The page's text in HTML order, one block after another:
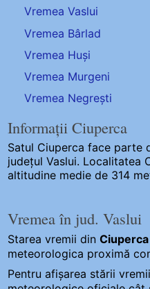
Vremea Vaslui
Vremea Bârlad
Vremea Huși
Vremea Murgeni
Vremea Negrești
Informații Ciuperca
Satul Ciuperca face parte
județul Vaslui. Localitatea
altitudine medie de 314
Vremea în jud. Vaslui
Starea vremii dinCiuperca
meteorologica proximă
Pentru afișarea stării